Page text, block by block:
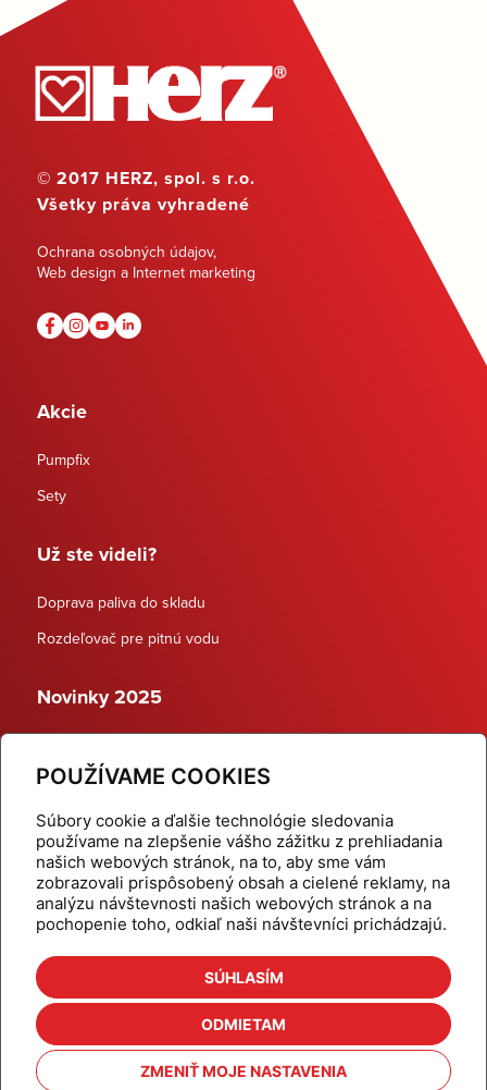
POUŽÍVAME COOKIES
Súbory cookie a ďalšie technológie sledovania
používame na zlepšenie vášho zážitku z prehliadania
našich webových stránok, na to, aby sme vám
zobrazovali prispôsobený obsah a cielené reklamy, na
analýzu návštevnosti našich webových stránok a na
pochopenie toho, odkiaľ naši návštevníci prichádzajú.
SÚHLASÍM
ODMIETAM
ZMENIŤ MOJE NASTAVENIA
© 2017 HERZ, spol. s r.o.
Všetky práva vyhradené
Ochrana osobných údajov,
Web design a Internet marketing
Akcie
Pumpfix
Sety
Už ste videli?
Doprava paliva do skladu
Rozdeľovač pre pitnú vodu
Novinky 2025
Dynamické termostatické ventily
Domov
Produkty
Aktuality
Odber šikovné tipy
Kalkulačky
Cenníky
Na stiahnutie
Referencie
Kontakt